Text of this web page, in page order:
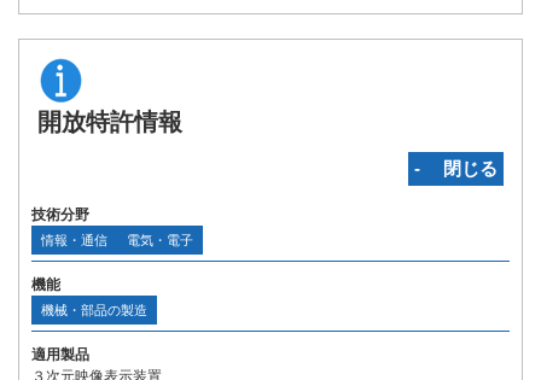
開放特許情報
‐ 閉じる
技術分野
情報・通信 電気・電子
機能
機械・部品の製造
適用製品
３次元映像表示装置